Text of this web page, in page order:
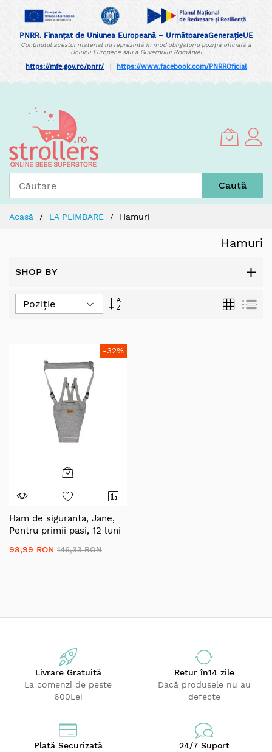
PNRR. Finanțat de Uniunea Europeană – UrmătoareaGenerațieUE
Conținutul acestui material nu reprezintă în mod obligatoriu poziția oficială a
Uniunii Europene sau a Guvernului României
https://mfe.gov.ro/pnrr/ https://www.facebook.com/PNRROficial
Content
Caută
Acasă LA PLIMBARE Hamuri
Hamuri
SHOP BY
Set
Grilă
-32%
Ham de siguranta, Jane,
Pentru primii pasi, 12 luni
13210-1:2020
98,99 RON 146,33 RON
Livrare Gratuită
La comenzi de peste
600Lei
Returîn14 zile
Dacă produsele nu au
defecte
Plată Securizată
24/7 Suport